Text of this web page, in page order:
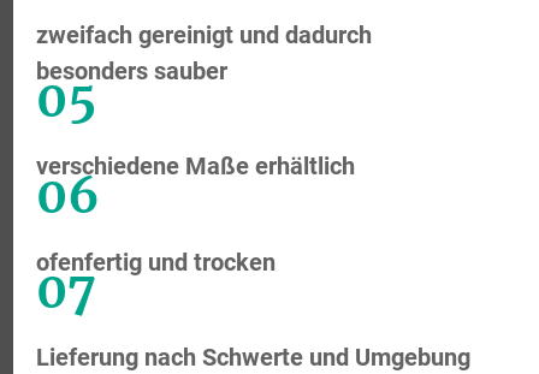
zweifach gereinigt und dadurch
besonders sauber
05
verschiedene Maße erhältlich
06
ofenfertig und trocken
07
Lieferung nach Schwerte und Umgebung